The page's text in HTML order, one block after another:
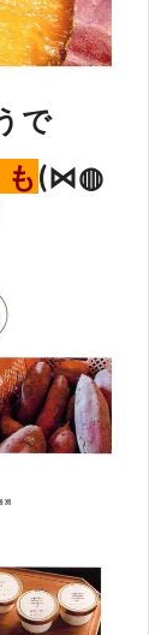
で
(⋈◍